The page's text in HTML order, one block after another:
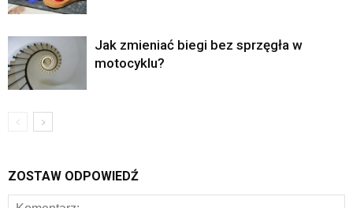
Jak zmieniać biegi bez sprzęgła w
motocyklu?
ZOSTAW ODPOWIEDŹ